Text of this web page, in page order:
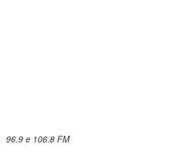
96.9 e 106.8 FM